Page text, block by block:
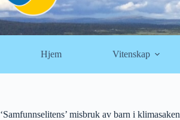
Hjem Vitenskap
‘Samfunnselitens’ misbruk av barn i klimasaken